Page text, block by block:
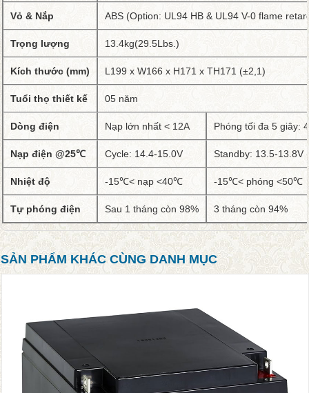
Vỏ & Nắp ABS (Option: UL94 HB & UL94 V-0 flame
Trọng lượng 13.4kg(29.5Lbs.)
Kích thước (mm) L199 x W166 x H171 x TH171 (±2,1)
Tuổi thọ thiết kế 05 năm
Dòng điện Nạp lớn nhất < 12A Phóng tối đa 5 giây:
Nạp điện @25℃ Cycle: 14.4-15.0V Standby: 13.5-13.8V
Nhiệt độ -15℃< nạp <40℃ -15℃< phóng <50℃
Tự phóng điện Sau 1 tháng còn 98% 3 tháng còn 94%
SẢN PHẨM KHÁC CÙNG DANH MỤC